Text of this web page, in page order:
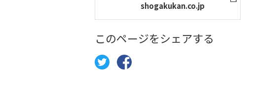
shogakukan.co.jp
このページをシェアする